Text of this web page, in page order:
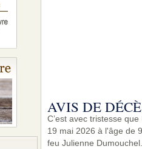
AVIS DE
C’est avec tristesse
19 mai 2026 à l'âge de
feu Julienne Dumouchel.